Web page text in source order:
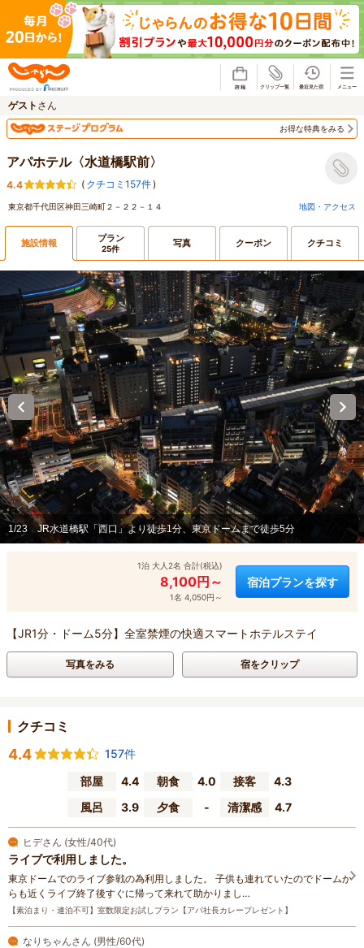
ゲスト さん
お得な特典をみる
アパホテル〈水道橋駅前〉
4.4 ( クチコミ157件)
東京都千代田区神田三崎町２－２２－１４ 地図・アクセス
施設情報 プラン
25件 写真 クーポン クチコミ
1/23 JR水道橋駅「西口」より徒歩1分、東京ドームまで徒歩5分
1泊 大人2名 合計(税込)
8,100円～
1名 4,050円～
宿泊プランを探す
【JR1分・ドーム5分】全室禁煙の快適スマートホテルステイ
写真をみる 宿をクリップ
クチコミ
4.4
157件
部屋
4.4 朝食 4.0 接客
4.3
風呂
3.9 夕食 - 清潔感 4.7
ヒデさん (女性/40代)
ライブで利用しました。
東京ドームでのライブ参戦の為利用しました。 子供も連れていたのでドームか
らも近くライブ終了後すぐに帰って来れて助かりまし…
【素泊まり・連泊不可】室数限定お試しプラン【アパ社長カレープレゼント】
なりちゃんさん (男性/60代)